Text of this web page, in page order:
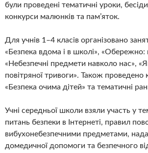
були проведені тематичні уроки,
конкурси малюнків та пам’яток.
Для учнів 1–4 класів організовано
«Безпека вдома і в школі», «Обережно:
«Небезпечні предмети навколо нас»,
повітряної тривоги». Також проведено
«Безпека очима дітей» та тематичні
Учні середньої школи взяли участь у
питань безпеки в Інтернеті, правил
вибухонебезпечними предметами,
домедичної допомоги та безпечного